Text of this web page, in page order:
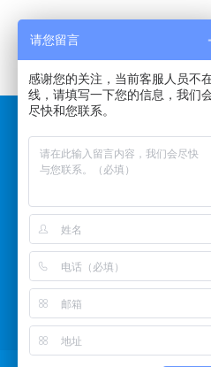
关于福利果
企业招聘
请您留言
感谢您的关注，当前客服人员不
线，请填写一下您的信息，我们
尽快和您联系。